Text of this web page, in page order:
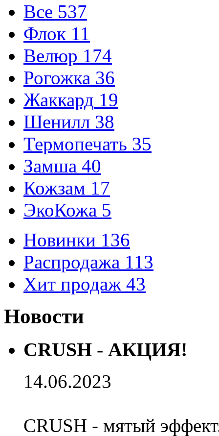
Все 537
Флок 11
Велюр 174
Рогожка 36
Жаккард 19
Шенилл 38
Термопечать 35
Замша 40
Кожзам 17
ЭкоКожа 5
Новинки 136
Распродажа 113
Хит продаж 43
Новости
CRUSH - АКЦИЯ!
14.06.2023
CRUSH - мятый